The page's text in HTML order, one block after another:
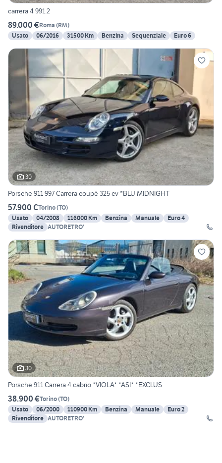
carrera 4 991.2
89.000 €Roma (RM)
Usato
06/2016 31500 Km Benzina Sequenziale Euro 6
30
Porsche 911 997 Carrera coupé 325 cv *BLU MIDNIGHT
57.900 €Torino(TO)
Usato
04/2008 116000 Km Benzina Manuale
Euro 4
Rivenditore AUTORETRO'
30
Porsche 911 Carrera 4 cabrio *VIOLA* *ASI* *EXCLUS
38.900 €Torino(TO)
Usato
06/2000 110900 Km Benzina Manuale
Euro 2
Rivenditore AUTORETRO'